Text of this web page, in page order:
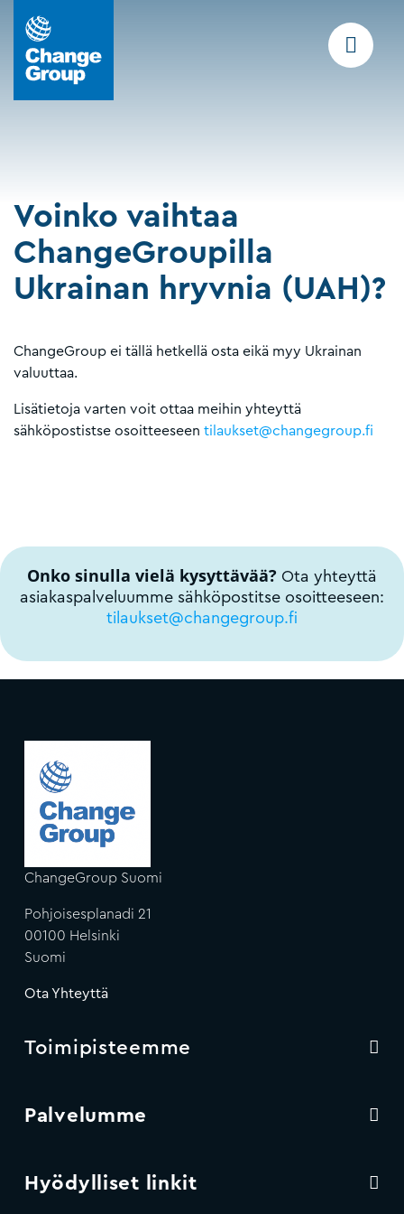
Voinko vaihtaa
ChangeGroupilla
Ukrainan hryvnia (UAH)?
ChangeGroup ei tällä hetkellä osta eikä myy Ukrainan
valuuttaa.
Lisätietoja varten voit ottaa meihin yhteyttä
sähköpostistse osoitteeseen tilaukset@changegroup.fi
Onko sinulla vielä kysyttävää? Ota yhteyttä
asiakaspalveluumme sähköpostitse osoitteeseen:
tilaukset@changegroup.fi
ChangeGroup Suomi
Pohjoisesplanadi 21
00100 Helsinki
Suomi
Ota Yhteyttä
Toimipisteemme
Palvelumme
Hyödylliset linkit